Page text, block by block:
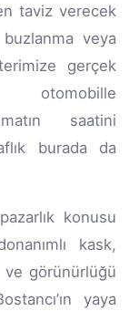
taviz verecek
veya
gerçek
otomobille
saatini
burada da
konusu
kask,
görünürlüğü
yaya